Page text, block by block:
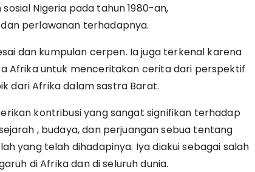
Nigeria pada tahun 1980-an,
perlawanan terhadapnya.
dan kumpulan cerpen. Ia juga terkenal karena
Afrika untuk menceritakan cerita dari perspektif
dari Afrika dalam sastra Barat.
kontribusi yang sangat signifikan terhadap
, budaya, dan perjuangan sebua tentang
yang telah dihadapinya. Iya diakui sebagai salah
di Afrika dan di seluruh dunia.